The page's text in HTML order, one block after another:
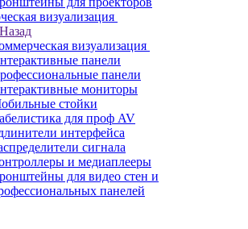
визуализация
Назад
визуализация
панели
панели
мониторы
стойки
для проф AV
интерфейса
сигнала
и медиаплееры
для видео стен и
панелей